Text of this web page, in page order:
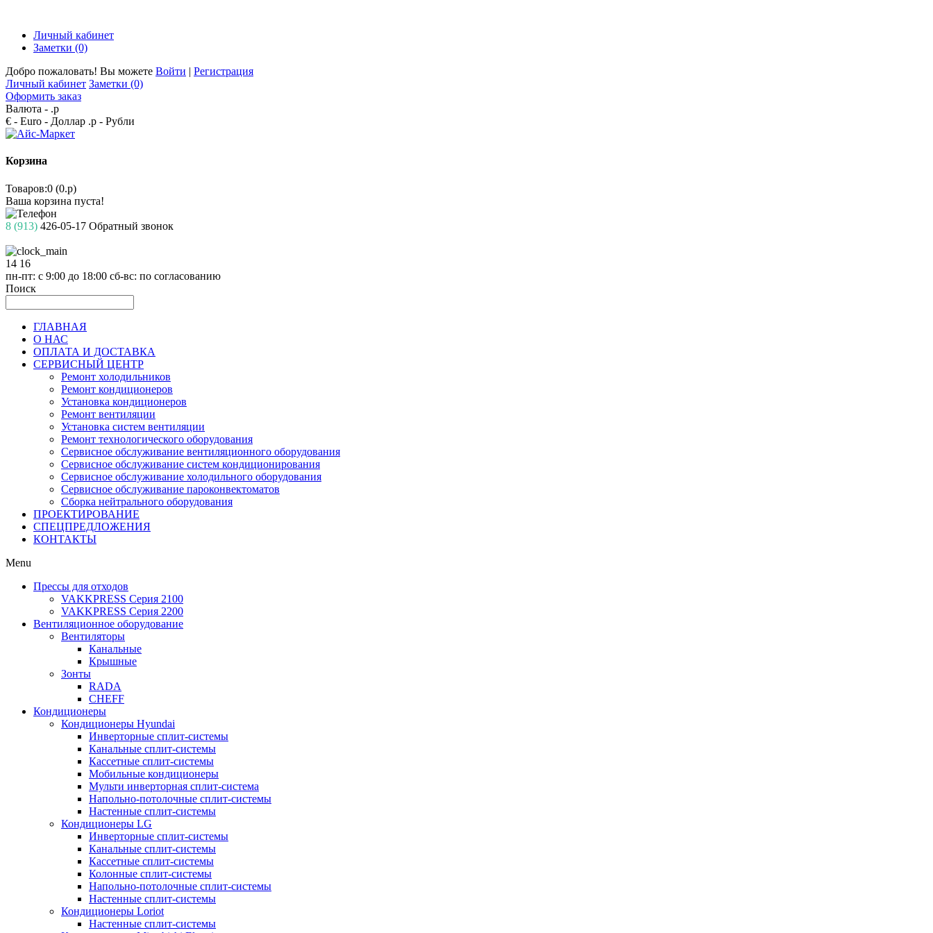
Личный кабинет
Заметки (0)
Добро пожаловать! Вы можете Войти | Регистрация
Личный кабинет Заметки (0)
Оформить заказ
Валюта - .р
€ - Euro - Доллар .р - Рубли
Корзина
Товаров:0 (0.р)
Ваша корзина пуста!
8 (913) 426-05-17 Обратный звонок
14 16
пн-пт: с 9:00 до 18:00 сб-вс: по согласованию
Поиск
ГЛАВНАЯ
О НАС
ОПЛАТА И ДОСТАВКА
СЕРВИСНЫЙ ЦЕНТР
Ремонт холодильников
Ремонт кондиционеров
Установка кондиционеров
Ремонт вентиляции
Установка систем вентиляции
Ремонт технологического оборудования
Cервисное обслуживание вентиляционного оборудования
Cервисное обслуживание систем кондиционирования
Cервисное обслуживание холодильного оборудования
Сервисное обслуживание пароконвектоматов
Сборка нейтрального оборудования
ПРОЕКТИРОВАНИЕ
СПЕЦПРЕДЛОЖЕНИЯ
КОНТАКТЫ
Menu
Прессы для отходов
VAKKPRESS Серия 2100
VAKKPRESS Серия 2200
Вентиляционное оборудование
Вентиляторы
Канальные
Крышные
Зонты
RADA
CHEFF
Кондиционеры
Кондиционеры Hyundai
Инверторные сплит-системы
Канальные сплит-системы
Кассетные сплит-системы
Мобильные кондиционеры
Мульти инверторная сплит-система
Напольно-потолочные сплит-системы
Настенные сплит-системы
Кондиционеры LG
Инверторные сплит-системы
Канальные сплит-системы
Кассетные сплит-системы
Колонные сплит-системы
Напольно-потолочные сплит-системы
Настенные сплит-системы
Кондиционеры Loriot
Настенные сплит-системы